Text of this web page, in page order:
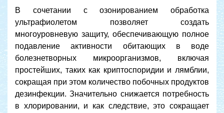
В сочетании с озонированием обработка
ультрафиолетом позволяет создать
многоуровневую защиту, обеспечивающую полное
подавление активности обитающих в воде
болезнетворных микроорганизмов, включая
простейших, таких как криптоспоридии и лямблии,
сокращая при этом количество побочных продуктов
дезинфекции. Значительно снижается потребность
в хлорировании, и как следствие, это сокращает